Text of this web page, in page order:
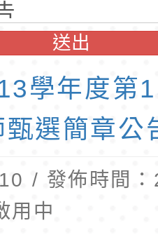
資格者報
選
教師甄選
缺額)
桃園市桃
學年度「
員」甄選
學年度
教師甄選
缺額)
送出
學年度第
選簡章公
/ 發佈時間
用中